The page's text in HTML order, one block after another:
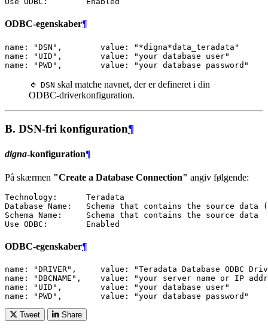
ODBC-egenskaber¶
name: "DSN",        value: "*digna*data_teradata"
name: "UID",        value: "your database user"
🔹 DSN skal matche navnet, der er defineret i din
ODBC-driverkonfiguration.
B. DSN-fri konfiguration¶
digna-konfiguration¶
På skærmen "Create a Database Connection" angiv følgende:
Technology:      Teradata
Database Name:   Schema that contains the source data
Schema Name:     Schema that contains the source data
ODBC-egenskaber¶
name: "DRIVER",     value: "Teradata Database ODBC
name: "DBCNAME",    value: "your server name or IP
name: "UID",        value: "your database user"
Tweet Share